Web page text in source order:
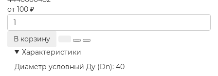
от 100 ₽
В корзину
Характеристики
Диаметр условный Ду (Dn): 40